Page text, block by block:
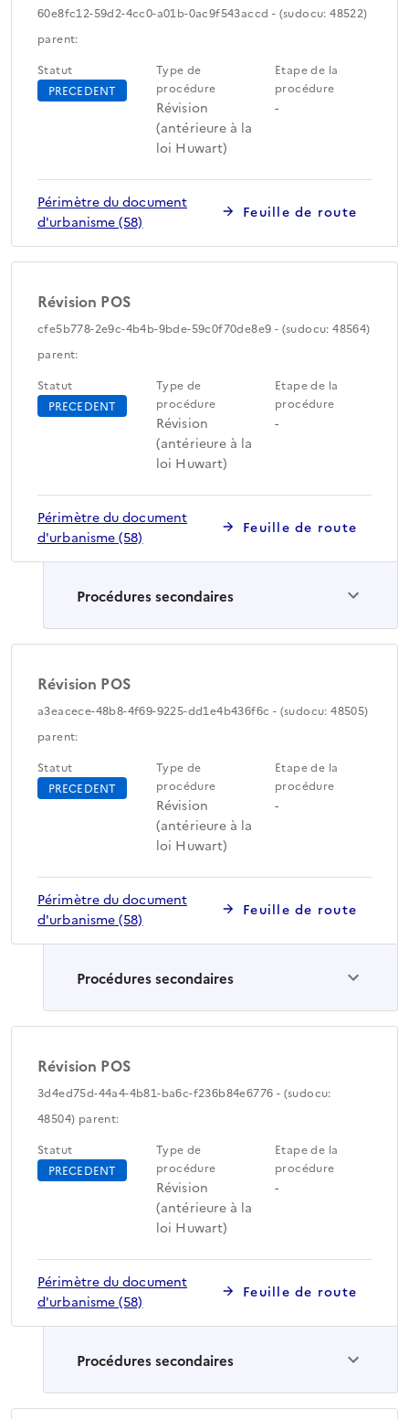
60e8fc12-59d2-4cc0-a01b-0ac9f543accd - (sudocu: 48522)
parent:
Statut
PRECEDENT
Type de
procédure
Révision
(antérieure à la
loi Huwart)
Etape de la
procédure
-
Périmètre du document
d'urbanisme (58)
Feuille de route
Révision POS
cfe5b778-2e9c-4b4b-9bde-59c0f70de8e9 - (sudocu: 48564)
parent:
Statut
PRECEDENT
Type de
procédure
Révision
(antérieure à la
loi Huwart)
Etape de la
procédure
-
Périmètre du document
d'urbanisme (58)
Feuille de route
Procédures secondaires
Révision POS
a3eacece-48b8-4f69-9225-dd1e4b436f6c - (sudocu: 48505)
parent:
Statut
PRECEDENT
Type de
procédure
Révision
(antérieure à la
loi Huwart)
Etape de la
procédure
-
Périmètre du document
d'urbanisme (58)
Feuille de route
Procédures secondaires
Révision POS
3d4ed75d-44a4-4b81-ba6c-f236b84e6776 - (sudocu:
48504) parent:
Statut
PRECEDENT
Type de
procédure
Révision
(antérieure à la
loi Huwart)
Etape de la
procédure
-
Périmètre du document
d'urbanisme (58)
Feuille de route
Procédures secondaires